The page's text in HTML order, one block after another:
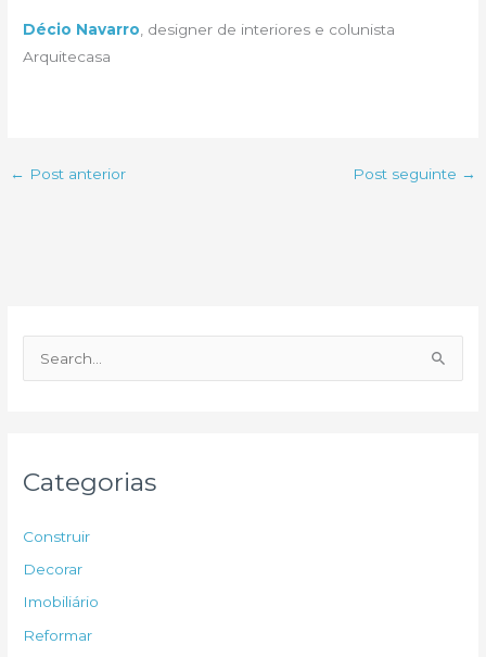
Décio Navarro , designer de interiores e colunista
Arquitecasa
← Post anterior Post seguinte →
e
p
o
Categorias
Construir
Decorar
Imobiliário
Reformar